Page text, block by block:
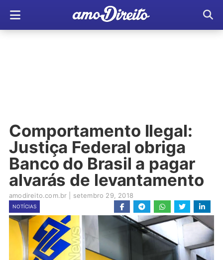
Comportamento Ilegal:
Justiça Federal obriga
Banco do Brasil a pagar
alvarás de levantamento
amodireito.com.br setembro 29, 2018
NOTÍCIAS